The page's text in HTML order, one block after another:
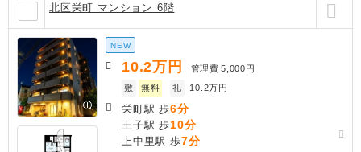
北区栄町 マンション 6階
NEW
10.2万円 管理費 5,000円
敷
無料 礼 10.2万円
栄町駅 歩6分
王子駅 歩10分
上中里駅 歩7分